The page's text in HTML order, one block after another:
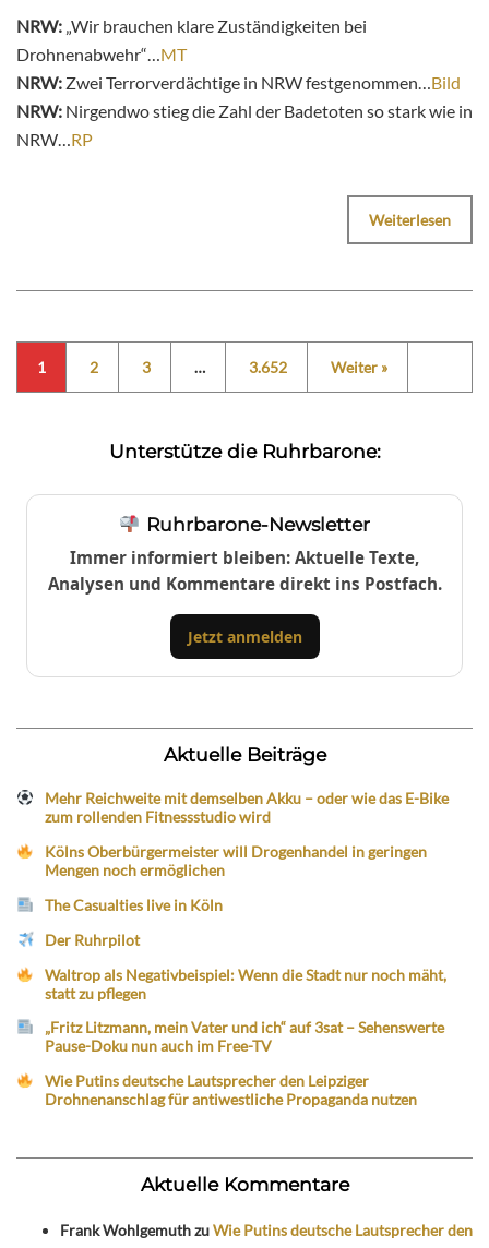
NRW: „Wir brauchen klare Zuständigkeiten bei
Drohnenabwehr“…MT
NRW: Zwei Terrorverdächtige in NRW festgenommen…Bild
NRW: Nirgendwo stieg die Zahl der Badetoten so stark wie in
NRW…RP
Weiterlesen
1 2 3 … 3.652 Weiter »
Unterstütze die Ruhrbarone:
Ruhrbarone-Newsletter
Immer informiert bleiben: Aktuelle Texte,
Analysen und Kommentare direkt ins Postfach.
Jetzt anmelden
Aktuelle Beiträge
Mehr Reichweite mit demselben Akku – oder wie das E-Bike
zum rollenden Fitnessstudio wird
Kölns Oberbürgermeister will Drogenhandel in geringen
Mengen noch ermöglichen
The Casualties live in Köln
Der Ruhrpilot
Waltrop als Negativbeispiel: Wenn die Stadt nur noch mäht,
statt zu pflegen
„Fritz Litzmann, mein Vater und ich“ auf 3sat – Sehenswerte
Pause-Doku nun auch im Free-TV
Wie Putins deutsche Lautsprecher den Leipziger
Drohnenanschlag für antiwestliche Propaganda nutzen
Aktuelle Kommentare
Frank WohlgemuthzuWie Putins deutsche Lautsprecher den